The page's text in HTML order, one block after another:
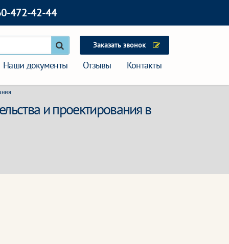
472-42-44
Заказать звонок
Наши документы Отзывы Контакты
и проектирования в